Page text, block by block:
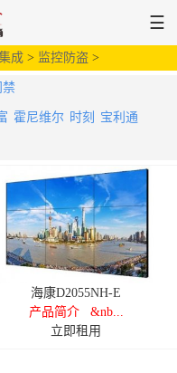
☰
服务支持
成 > 监控防盗 >
霍尼维尔 时刻 宝利通
海康D2055NH-E
产品简介 &nb...
立即租用